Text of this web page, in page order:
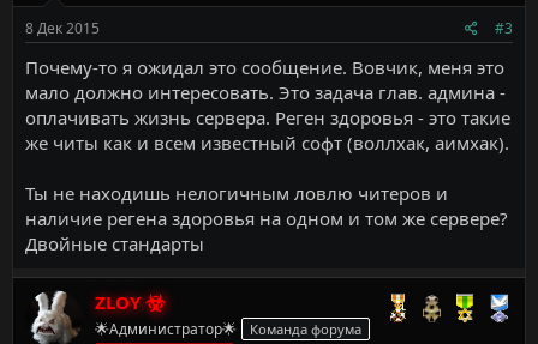
8 Дек 2015 #3
Почему-то я ожидал это сообщение. Вовчик, меня это
мало должно интересовать. Это задача глав. админа -
оплачивать жизнь сервера. Реген здоровья - это такие
же читы как и всем известный софт (воллхак, аимхак).
Ты не находишь нелогичным ловлю читеров и
наличие регена здоровья на одном и том же сервере?
Двойные стандарты
ZLOY
🌟Администратор🌟
Команда форума